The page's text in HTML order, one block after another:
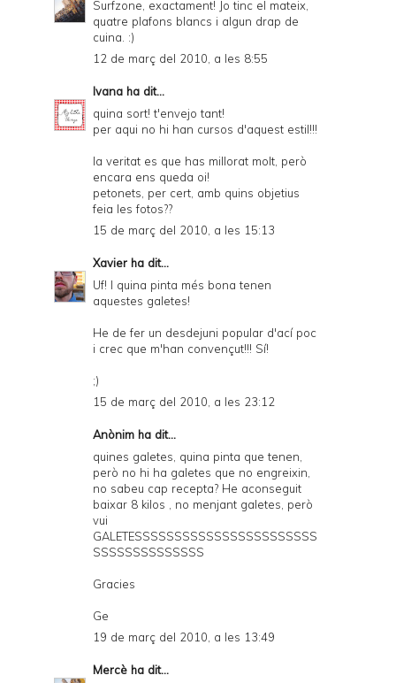
Surfzone, exactament! Jo tinc el mateix,
quatre plafons blancs i algun drap de
cuina. :)
12 de març del 2010, a les 8:55
Ivana ha dit...
quina sort! t'envejo tant!
per aqui no hi han cursos d'aquest estil!!!
la veritat es que has millorat molt, però
encara ens queda oi!
petonets, per cert, amb quins objetius
feia les fotos??
15 de març del 2010, a les 15:13
Xavier ha dit...
Uf! I quina pinta més bona tenen
aquestes galetes!
He de fer un desdejuni popular d'ací poc
i crec que m'han convençut!!! Sí!
;)
15 de març del 2010, a les 23:12
Anònim ha dit...
quines galetes, quina pinta que tenen,
però no hi ha galetes que no engreixin,
no sabeu cap recepta? He aconseguit
baixar 8 kilos , no menjant galetes, però
vui
GALETESSSSSSSSSSSSSSSSSSSSSSS
SSSSSSSSSSSSSS
Gracies
Ge
19 de març del 2010, a les 13:49
Mercè ha dit...